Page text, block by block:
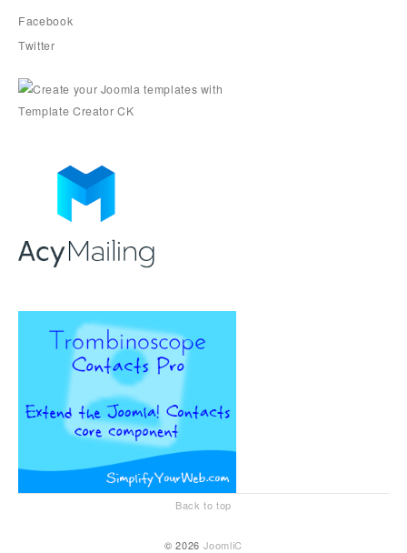
Facebook
Twitter
Back to top
© 2026 JoomliC